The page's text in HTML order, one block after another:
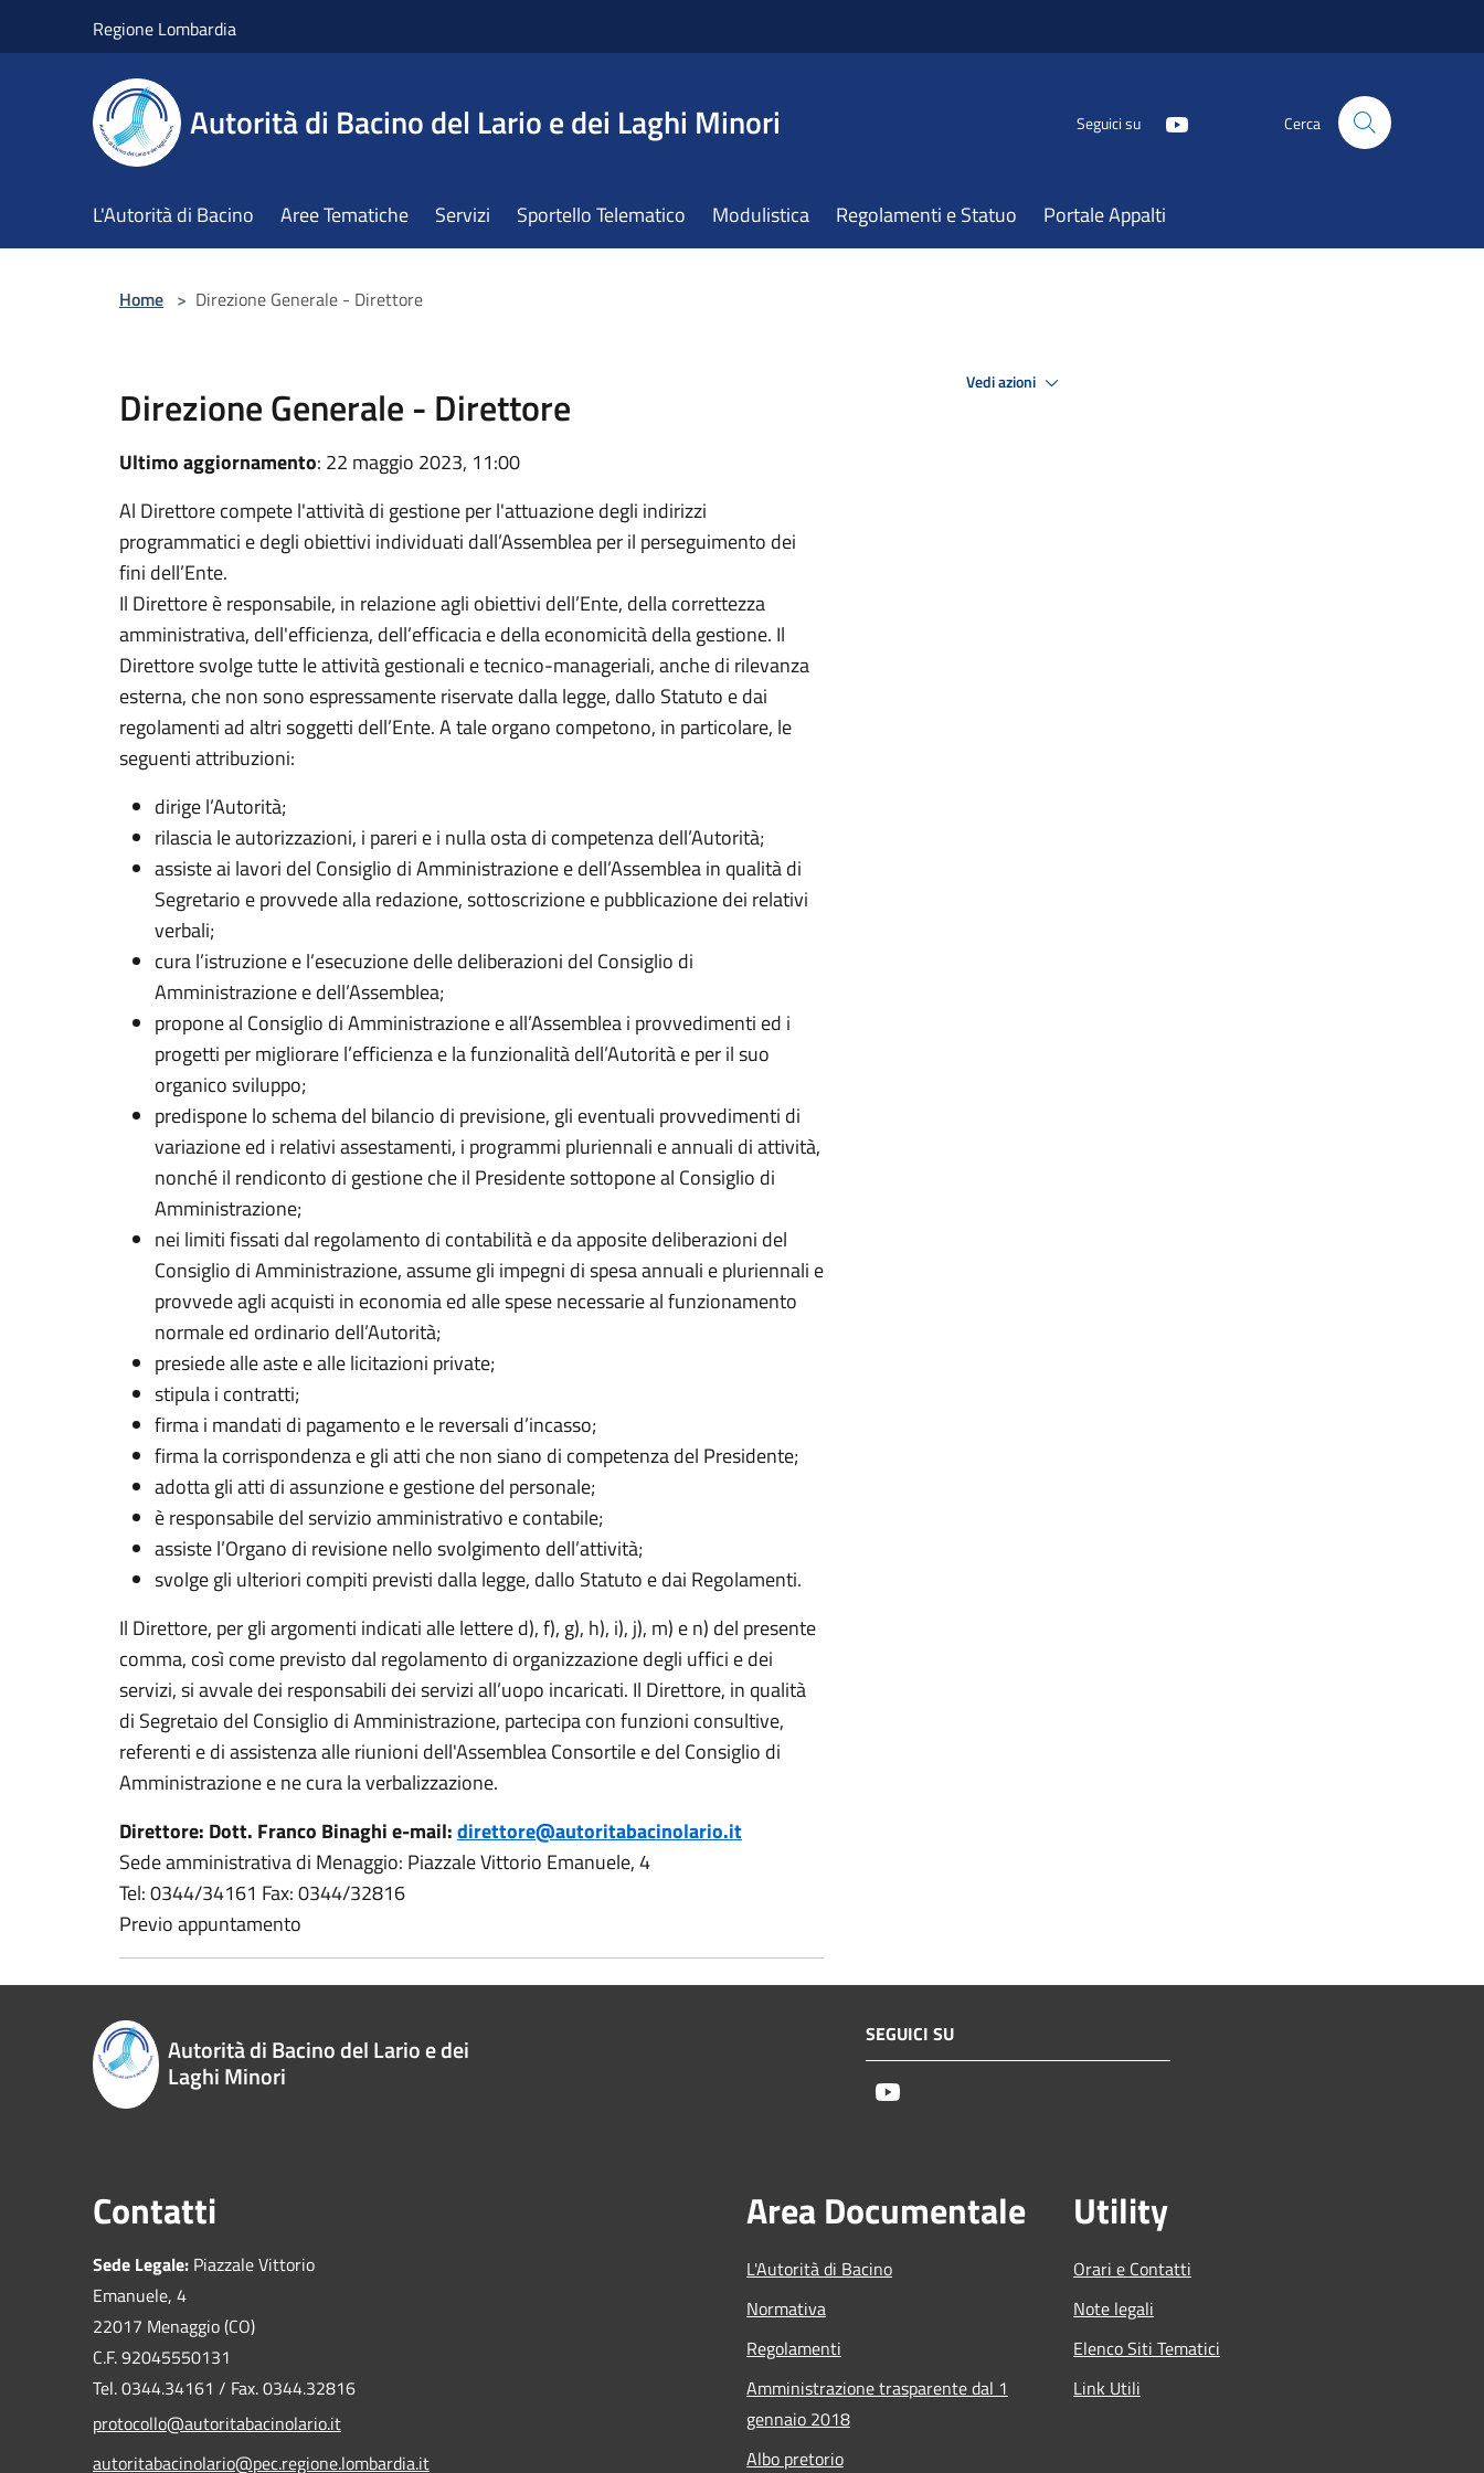
Regione Lombardia
Autorità di Bacino del Lario e dei Laghi Minori Seguici su Cerca
L'Autorità di Bacino Aree Tematiche Servizi Sportello Telematico Modulistica Regolamenti e Statuo Portale Appalti
Home > Direzione Generale - Direttore
Direzione Generale - Direttore
Ultimo aggiornamento: 22 maggio 2023, 11:00
Al Direttore compete l'attività di gestione per l'attuazione degli indirizzi
programmatici e degli obiettivi individuati dall’Assemblea per il perseguimento dei
fini dell’Ente.
Il Direttore è responsabile, in relazione agli obiettivi dell’Ente, della correttezza
amministrativa, dell'efficienza, dell’efficacia e della economicità della gestione. Il
Direttore svolge tutte le attività gestionali e tecnico-manageriali, anche di rilevanza
esterna, che non sono espressamente riservate dalla legge, dallo Statuto e dai
regolamenti ad altri soggetti dell’Ente. A tale organo competono, in particolare, le
seguenti attribuzioni:
dirige l’Autorità;
rilascia le autorizzazioni, i pareri e i nulla osta di competenza dell’Autorità;
assiste ai lavori del Consiglio di Amministrazione e dell’Assemblea in qualità di
Segretario e provvede alla redazione, sottoscrizione e pubblicazione dei relativi
verbali;
cura l’istruzione e l’esecuzione delle deliberazioni del Consiglio di
Amministrazione e dell’Assemblea;
propone al Consiglio di Amministrazione e all’Assemblea i provvedimenti ed i
progetti per migliorare l’efficienza e la funzionalità dell’Autorità e per il suo
organico sviluppo;
predispone lo schema del bilancio di previsione, gli eventuali provvedimenti di
variazione ed i relativi assestamenti, i programmi pluriennali e annuali di attività,
nonché il rendiconto di gestione che il Presidente sottopone al Consiglio di
Amministrazione;
nei limiti fissati dal regolamento di contabilità e da apposite deliberazioni del
Consiglio di Amministrazione, assume gli impegni di spesa annuali e pluriennali e
provvede agli acquisti in economia ed alle spese necessarie al funzionamento
normale ed ordinario dell’Autorità;
presiede alle aste e alle licitazioni private;
stipula i contratti;
firma i mandati di pagamento e le reversali d’incasso;
firma la corrispondenza e gli atti che non siano di competenza del Presidente;
adotta gli atti di assunzione e gestione del personale;
è responsabile del servizio amministrativo e contabile;
assiste l’Organo di revisione nello svolgimento dell’attività;
svolge gli ulteriori compiti previsti dalla legge, dallo Statuto e dai Regolamenti.
Il Direttore, per gli argomenti indicati alle lettere d), f), g), h), i), j), m) e n) del presente
comma, così come previsto dal regolamento di organizzazione degli uffici e dei
servizi, si avvale dei responsabili dei servizi all’uopo incaricati. Il Direttore, in qualità
di Segretaio del Consiglio di Amministrazione, partecipa con funzioni consultive,
referenti e di assistenza alle riunioni dell'Assemblea Consortile e del Consiglio di
Amministrazione e ne cura la verbalizzazione.
Direttore: Dott. Franco Binaghi e-mail:direttore@autoritabacinolario.it
Sede amministrativa di Menaggio: Piazzale Vittorio Emanuele, 4
Tel: 0344/34161 Fax: 0344/32816
Previo appuntamento
Vedi azioni
Autorità di Bacino del Lario e dei
Laghi Minori
SEGUICI SU
Contatti
Sede Legale: Piazzale Vittorio
Emanuele, 4
22017 Menaggio (CO)
C.F. 92045550131
Tel. 0344.34161 / Fax. 0344.32816
protocollo@autoritabacinolario.it
autoritabacinolario@pec.regione.lombardia.it
Area Documentale
L'Autorità di Bacino
Normativa
Regolamenti
Amministrazione trasparente dal 1
gennaio 2018
Albo pretorio
Utility
Orari e Contatti
Note legali
Elenco Siti Tematici
Link Utili